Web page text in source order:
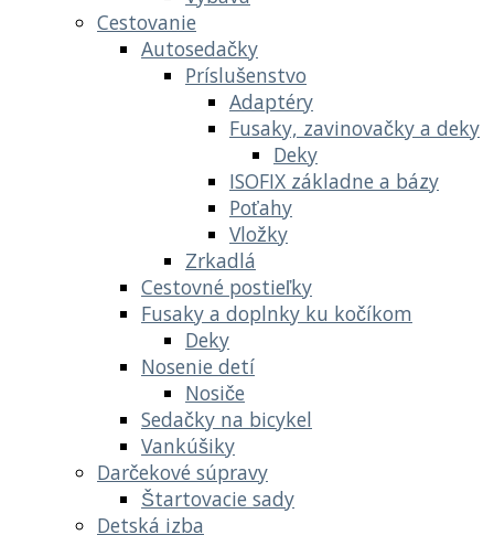
Cestovanie
Autosedačky
Príslušenstvo
Adaptéry
Fusaky, zavinovačky a deky
Deky
ISOFIX základne a bázy
Poťahy
Vložky
Zrkadlá
Cestovné postieľky
Fusaky a doplnky ku kočíkom
Deky
Nosenie detí
Nosiče
Sedačky na bicykel
Vankúšiky
Darčekové súpravy
Štartovacie sady
Detská izba